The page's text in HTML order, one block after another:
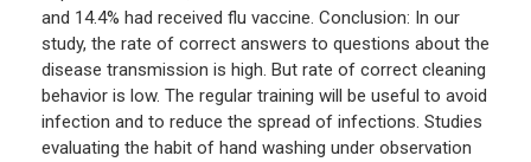
and 14.4% had received flu vaccine. Conclusion: In our
study, the rate of correct answers to questions about the
disease transmission is high. But rate of correct cleaning
behavior is low. The regular training will be useful to avoid
infection and to reduce the spread of infections. Studies
evaluating the habit of hand washing under observation